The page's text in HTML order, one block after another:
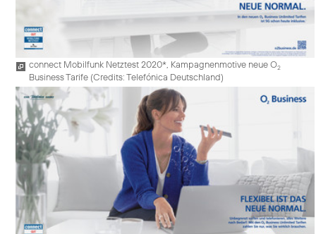
connect Mobilfunk Netztest 2020*, Kampagnenmotive neue O2
Business Tarife (Credits: Telefónica Deutschland)